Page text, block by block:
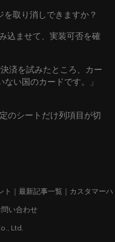
取り消しできますか？
込ませて、実装可否を確
済を試みたところ、カー
い国のカードです。」
のシートだけ列項目が切
ト ｜ 最新記事一覧 ｜ カスタマーハ
問い合わせ
Ltd.